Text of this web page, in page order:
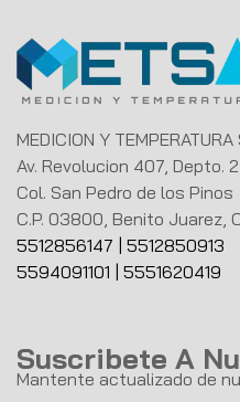
MEDICION Y TEMPERATURA
Av. Revolucion 407, Depto. 2
Col. San Pedro de los Pinos
C.P. 03800, Benito Juarez,
5512856147
5512850913
5594091101
5551620419
Suscribete A
Mantente actualizado de